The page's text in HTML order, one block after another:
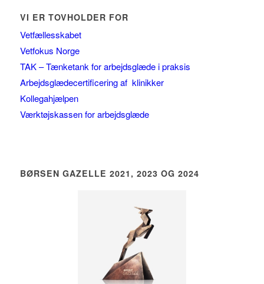
VI ER TOVHOLDER FOR
Vetfællesskabet
Vetfokus Norge
TAK – Tænketank for arbejdsglæde i praksis
Arbejdsglædecertificering af klinikker
Kollegahjælpen
Værktøjskassen for arbejdsglæde
BØRSEN GAZELLE 2021, 2023 OG 2024